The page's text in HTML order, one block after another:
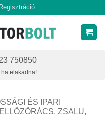
750850
elakadna!
ÉS IPARI
ZSALU,